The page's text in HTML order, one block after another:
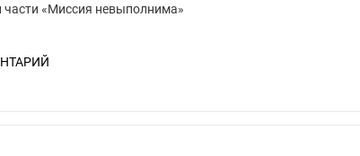
части «Миссия невыполнима»